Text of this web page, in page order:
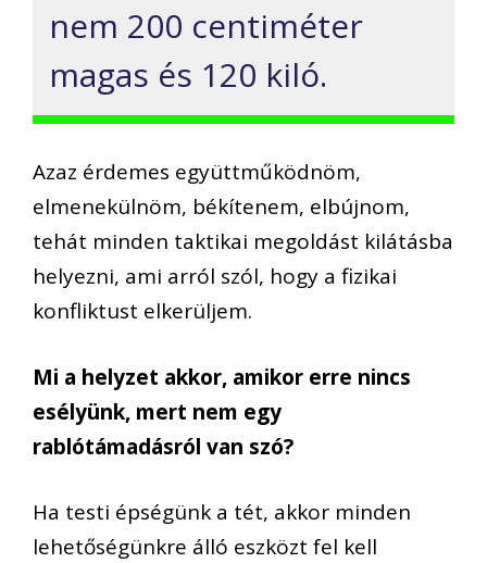
nem 200 centiméter
magas és 120 kiló.
Azaz érdemes együttműködnöm,
elmenekülnöm, békítenem, elbújnom,
tehát minden taktikai megoldást kilátásba
helyezni, ami arról szól, hogy a fizikai
konfliktust elkerüljem.
Mi a helyzet akkor, amikor erre nincs
esélyünk, mert nem egy
rablótámadásról van szó?
Ha testi épségünk a tét, akkor minden
lehetőségünkre álló eszközt fel kell